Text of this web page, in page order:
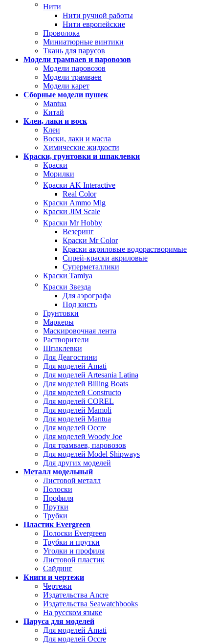
Нити
Нити ручной работы
Нити европейские
Проволока
Миниатюрные винтики
Ткань для парусов
Модели трамваев и паровозов
Модели паровозов
Модели трамваев
Модели карет
Сборные модели пушек
Mantua
Китай
Клеи, лаки и воск
Клеи
Воски, лаки и масла
Химические жидкости
Краски, грунтовки и шпаклевки
Краски
Морилки
Краски AK Interactive
Real Color
Краски Ammo Mig
Краски JIM Scale
Краски Mr Hobby
Везеринг
Краски Mr Color
Краски акриловые водорастворимые
Спрей-краски акриловые
Суперметаллики
Краски Tamiya
Краски Звезда
Для аэрографа
Под кисть
Грунтовки
Маркеры
Маскировочная лента
Растворители
Шпаклевки
Для Деагостини
Для моделей Amati
Для моделей Artesania Latina
Для моделей Billing Boats
Для моделей Constructo
Для моделей COREL
Для моделей Mamoli
Для моделей Mantua
Для моделей Occre
Для моделей Woody Joe
Для трамваев, паровозов
Для моделей Model Shipways
Для других моделей
Металл модельный
Листовой металл
Полоски
Профиля
Прутки
Трубки
Пластик Evergreen
Полоски Evergreen
Трубки и прутки
Уголки и профиля
Листовой пластик
Сайдинг
Книги и чертежи
Чертежи
Издательства Ancre
Издательства Seawatchbooks
На русском языке
Паруса для моделей
Для моделей Amati
Для моделей Occre